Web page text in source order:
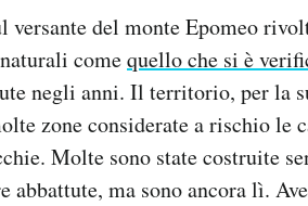
del monte Epomeo
comequello che si è
negli anni. Il territorio, per la
zone considerate a rischio le
Molte sono state costruite
abbattute, ma sono ancora lì.